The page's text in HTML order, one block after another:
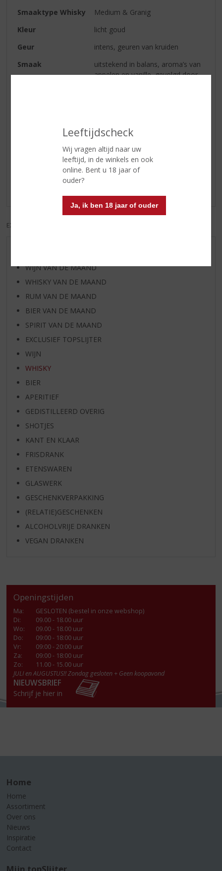
Leeftijdscheck
Wij vragen altijd naar uw
leeftijd, in de winkels en ook
online. Bent u 18 jaar of
ouder?
Ja, ik ben 18 jaar of ouder
Smaaktype Whisky
Medium & Granig
Kleur
licht goud
Geur
intens, geuren van kruiden
Smaak
uitstekend in balans, aroma’s van
appelen en vanille, gevolgd door
Reviews
Schrijf een review
EXCL. BTW
WIJN VAN DE MAAND
WHISKY VAN DE MAAND
RUM VAN DE MAAND
BIER VAN DE MAAND
SPIRIT VAN DE MAAND
EXCLUSIEF TOPSLIJTER
WIJN
WHISKY
BIER
APERITIEF
GEDISTILLEERD OVERIG
SHOTJES
KANT EN KLAAR
FRISDRANK
ETENSWAREN
GLASWERK
GESCHENKVERPAKKING
(RELATIE)GESCHENKEN
ALCOHOLVRIJE DRANKEN
VEGAN DRANKEN
Openingstijden
Ma:
GESLOTEN (bestel in onze webshop)
Di:
09.00 - 18.00 uur
Wo:
09.00 - 18.00 uur
Do:
09:00 - 18:00 uur
Vr:
09:00 - 20:00 uur
Za:
09:00 - 18:00 uur
Zo:
11.00 - 15.00 uur
JULI en AUGUSTUS!! Zondag gesloten + Geen koopavond
NIEUWSBRIEF
Schrijf je hier in
Home
Home
Assortiment
Over ons
Nieuws
Inspiratie
Contact
Mijn topSlijter